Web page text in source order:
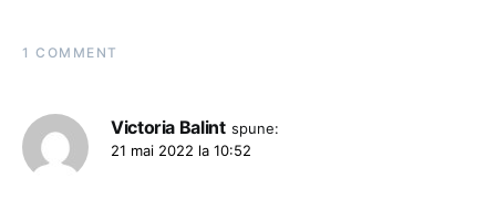
1 COMMENT
Victoria Balint spune:
21 mai 2022 la 10:52